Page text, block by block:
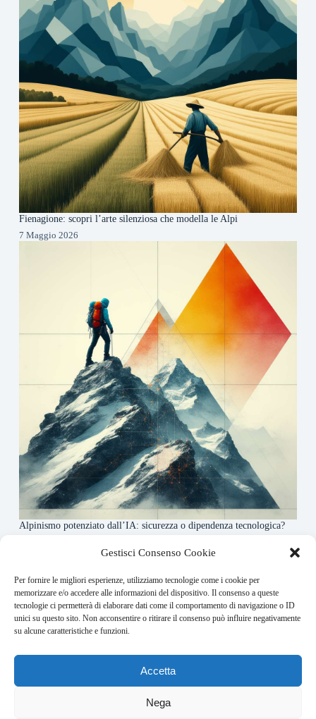
Gestisci Consenso Cookie
Per fornire le migliori esperienze, utilizziamo tecnologie come i cookie per
memorizzare e/o accedere alle informazioni del dispositivo. Il consenso a queste
tecnologie ci permetterà di elaborare dati come il comportamento di navigazione o ID
unici su questo sito. Non acconsentire o ritirare il consenso può influire negativamente
su alcune caratteristiche e funzioni.
Accetta
Nega
Fienagione: scopri l’arte silenziosa che modella le Alpi
7 Maggio 2026
Alpinismo potenziato dall’IA: sicurezza o dipendenza tecnologica?
About this website
Rivistadellamontagna.it ogni giorno trova per te le principali
notizie su montagna trekking e alpinismo da tutto il mondo.
Address:
VIA USODIMARE 3 - 37138 - VERONA (VR)
redazione@bullet-network.com